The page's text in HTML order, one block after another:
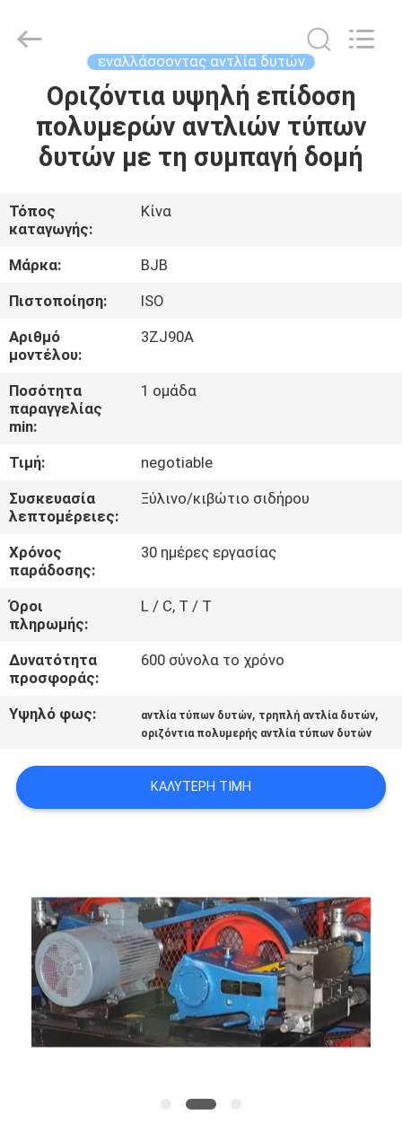
ΣΠΊΤΙ
ΠΡΟΪΌΝΤΑ
ΠΕΡΊΠΟΥ
ΕΜΕΊΣ
ΓΎΡΟΣ
ΕΡΓΟΣΤΑΣΊΩΝ
ΠΟΙΟΤΙΚΌΣ
ΈΛΕΓΧΟΣ
ΜΑΣ
ΕΛΆΤΕ
ΕΠΑΦΉ
ΜΕ
ΖΗΤΉΣΤΕ
ΈΝΑ
ΑΠΌΣΠΑΣΜΑ
SITEMAP
Rights
εναλλάσσοντας αντλία δυτών
Οριζόντια υψηλή επίδοση
πολυμερών αντλιών τύπων
δυτών με τη συμπαγή δομή
Τόπος
καταγωγής:
Κίνα
Μάρκα:
BJB
Πιστοποίηση:
ISO
Αριθμό
μοντέλου:
3ZJ90A
Ποσότητα
παραγγελίας
min:
1 ομάδα
Τιμή:
negotiable
Συσκευασία
λεπτομέρειες:
Ξύλινο/κιβώτιο σιδήρου
Χρόνος
παράδοσης:
30 ημέρες εργασίας
Όροι
πληρωμής:
L / C, T / T
Δυνατότητα
προσφοράς:
600 σύνολα το χρόνο
Υψηλό φως: αντλία τύπων δυτών, τρηπλή αντλία δυτών,
οριζόντια πολυμερής αντλία τύπων δυτών
ΚΑΛΎΤΕΡΗ ΤΙΜΉ